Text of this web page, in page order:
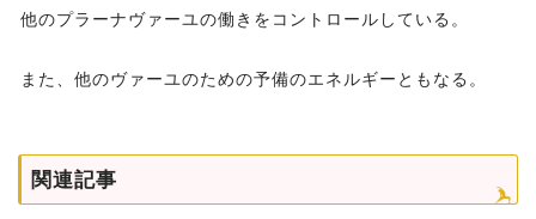
他のプラーナヴァーユの働きをコントロールしている。
また、他のヴァーユのための予備のエネルギーともなる。
関連記事